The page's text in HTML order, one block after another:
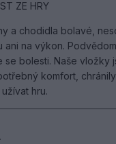
ZE HRY
a chodidla bolavé,
ani na výkon.
bolesti. Naše vložky
komfort,
hru.